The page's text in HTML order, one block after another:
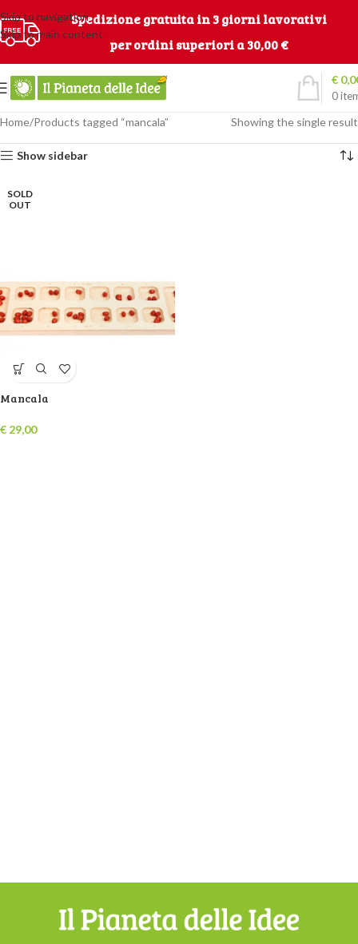
Skip to navigation
Skip to main content
Spedizione gratuita in 3 giorni lavorativi
per ordini superiori a 30,00 €
0
€
Home Products tagged “mancala” Showing the single result
Show sidebar
SOLD
OUT
Mancala
€ 29,00